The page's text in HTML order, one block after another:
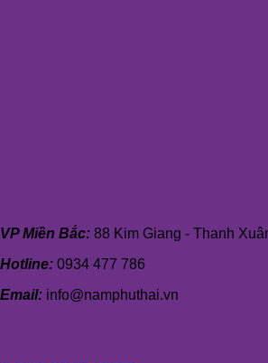
VP Miền Bắc: 88 Kim Giang - Thanh
Hotline: 0934 477 786
Email: info@namphuthai.vn